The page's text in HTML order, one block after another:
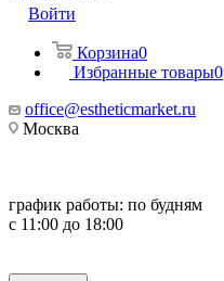
Войти
Корзина0
Избранные товары0
office@estheticmarket.ru
Москва
график работы: по будням
с 11:00 до 18:00